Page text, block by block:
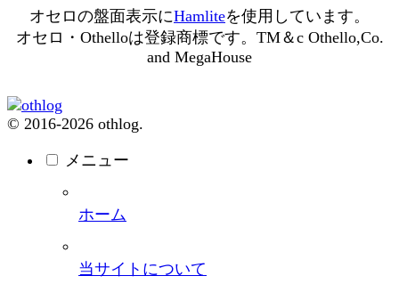
オセロの盤面表示にHamliteを使用しています。
オセロ・Othelloは登録商標です。TM＆c Othello,Co.
and MegaHouse
© 2016-2026 othlog.
メニュー
ホーム
当サイトについて